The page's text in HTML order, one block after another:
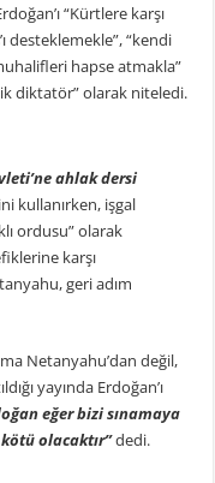
“Kürtlere karşı
desteklemekle”, “kendi
hapse atmakla”
diktatör” olarak niteledi.
ahlak dersi
kullanırken, işgal
ordusu” olarak
karşı
geri adım
Netanyahu’dan değil,
yayında Erdoğan’ı
eğer bizi sınamaya
olacaktır”dedi.